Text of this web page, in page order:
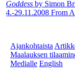
Goddess by Simon
4.-29.11.2008From
Ajankohtaista
Maalauksen
Medialle English